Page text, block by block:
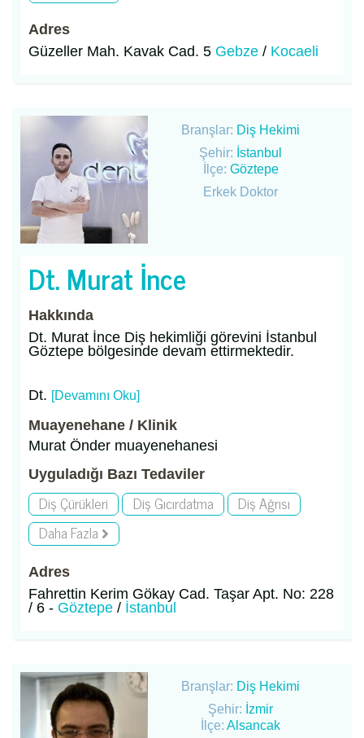
Adres
Güzeller Mah. Kavak Cad. 5 Gebze / Kocaeli
Branşlar: Diş Hekimi
Şehir: İstanbul
İlçe: Göztepe
Erkek Doktor
Dt. Murat İnce
Hakkında
Dt. Murat İnce Diş hekimliği görevini İstanbul
Göztepe bölgesinde devam ettirmektedir.
Dt. [Devamını Oku]
Muayenehane / Klinik
Murat Önder muayenehanesi
Uyguladığı Bazı Tedaviler
Diş Çürükleri Diş Gıcırdatma
Diş Ağrısı
Daha Fazla
Adres
Fahrettin Kerim Gökay Cad. Taşar Apt. No: 228
/ 6 - Göztepe / İstanbul
Branşlar: Diş Hekimi
Şehir: İzmir
İlçe:Alsancak